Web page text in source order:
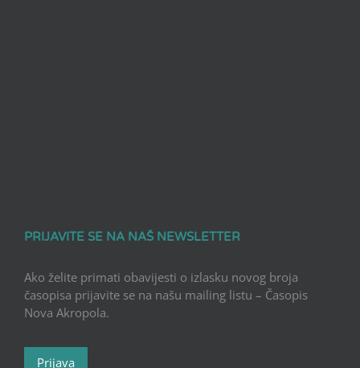
PRIJAVITE SE NA NAŠ NEWSLETTER
Ako želite primati obavijesti o izlasku novog broja
časopisa prijavite se na našu mailing listu – Časopis
Nova Akropola.
Prijava